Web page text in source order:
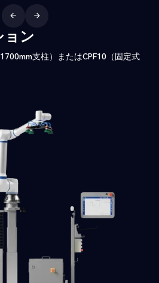
ョン
支柱）またはCPF10（固定式